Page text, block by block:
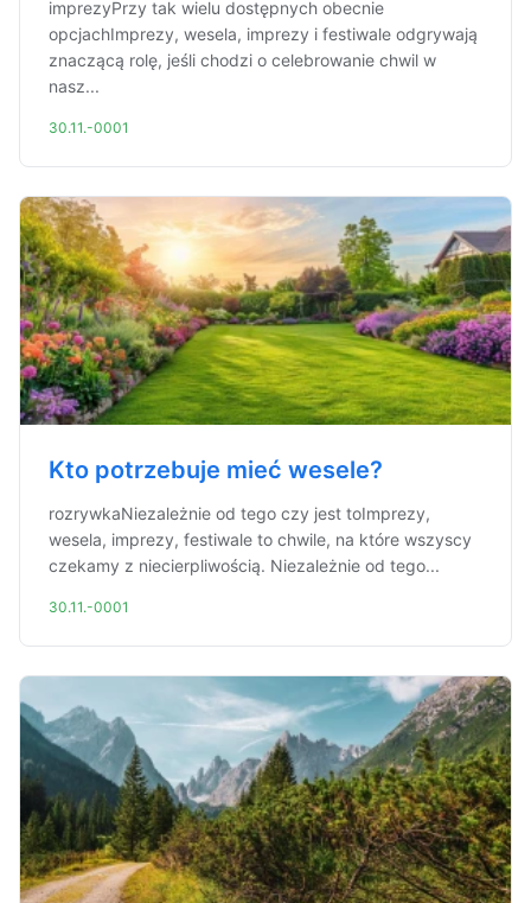
imprezyPrzy tak wielu dostępnych obecnie
opcjachImprezy, wesela, imprezy i festiwale odgrywają
znaczącą rolę, jeśli chodzi o celebrowanie chwil w
nasz...
30.11.-0001
Kto potrzebuje mieć wesele?
rozrywkaNiezależnie od tego czy jest toImprezy,
wesela, imprezy, festiwale to chwile, na które wszyscy
czekamy z niecierpliwością. Niezależnie od tego...
30.11.-0001